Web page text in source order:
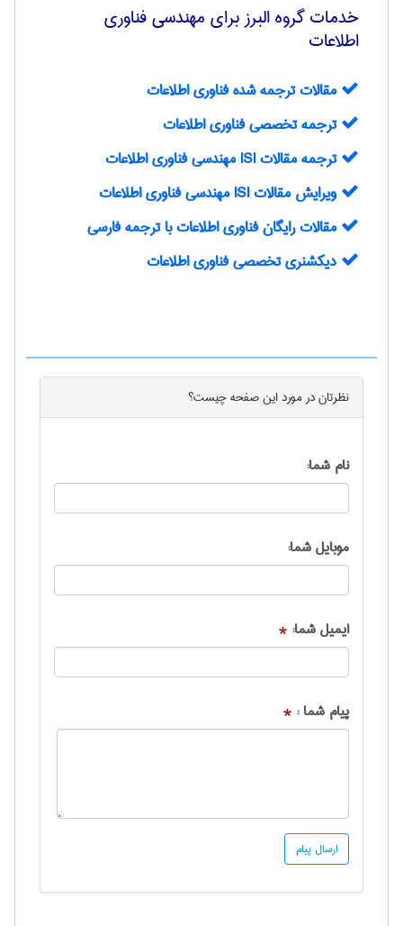
خدمات گروه البرز برای مهندسی فناوری
اطلاعات
مقالات ترجمه شده فناوری اطلاعات
ترجمه تخصصی فناوری اطلاعات
ترجمه مقالات ISI مهندسی فناوری اطلاعات
ويرايش مقالات ISI مهندسی فناوری اطلاعات
مقالات رایگان فناوری اطلاعات با ترجمه فارسی
دیکشنری تخصصی فناوری اطلاعات
نظرتان در مورد اینصفحهچیست؟
نام شما:
موبایل شما:
ایمیل شما: *
پیام شما : *